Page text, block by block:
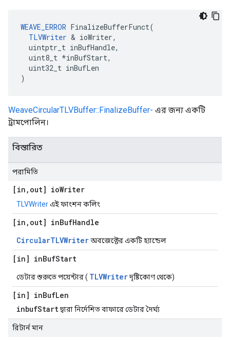
WEAVE_ERROR FinalizeBufferFunct(
TLVWriter & ioWriter,
  uintptr_t inBufHandle,
  uint8_t *inBufStart,
  uint32_t inBufLen
)
WeaveCircularTLVBuffer::FinalizeBuffer- এর জন্য একটি
ট্রামপোলিন।
বিস্তারিত
পরামিতি
[in , out] ioWriter
TLVWriterএই ফাংশন কলিং
[in , out] inBufHandle
CircularTLVWriterঅবজেক্টের একটি হ্যান্ডেল
[in] inBufStart
ডেটার শুরুতে পয়েন্টার ( TLVWriterদৃষ্টিকোণ থেকে)
[in] inBufLen
inbufStartদ্বারা নির্দেশিত বাফারে ডেটার দৈর্ঘ্য
রিটার্ন মান